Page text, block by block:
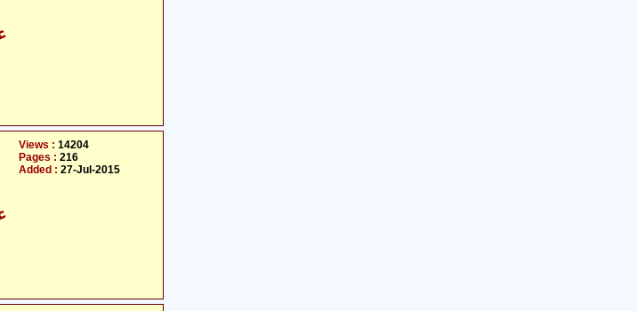
Views : 14204
Pages : 216
Added : 27-Jul-2015